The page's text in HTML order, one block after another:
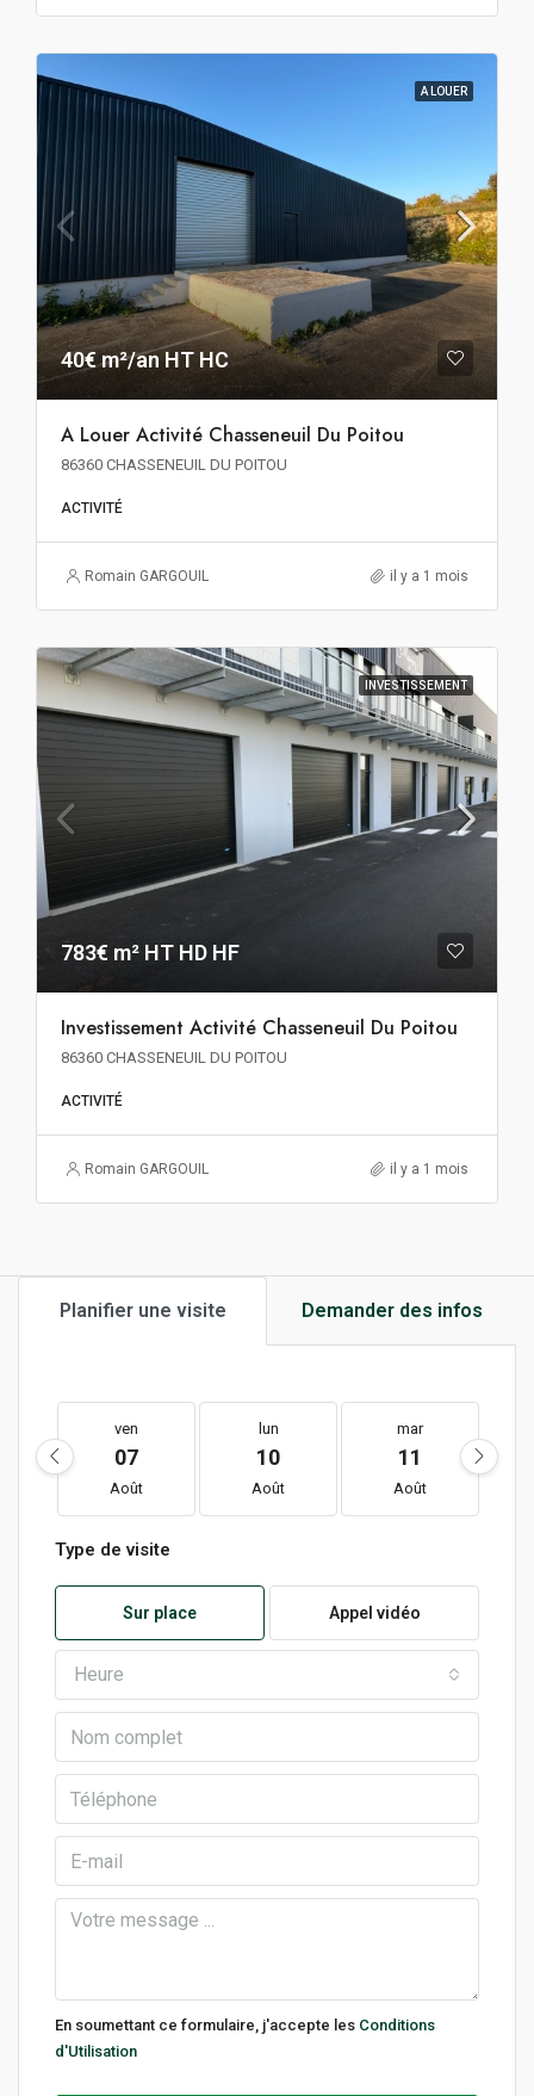
A LOUER
40€ m²/an HT HC
A Louer Activité Chasseneuil Du Poitou
86360 CHASSENEUIL DU POITOU
ACTIVITÉ
Romain GARGOUIL il y a 1 mois
INVESTISSEMENT
783€ m² HT HD HF
Investissement Activité Chasseneuil Du Poitou
86360 CHASSENEUIL DU POITOU
ACTIVITÉ
Romain GARGOUIL il y a 1 mois
Planifier une visite Demander des infos
ven
07
Août
lun
10
Août
mar
11
Août
Type de visite
Sur place Appel vidéo
Heure
En soumettant ce formulaire, j'accepte les Conditions
d'Utilisation